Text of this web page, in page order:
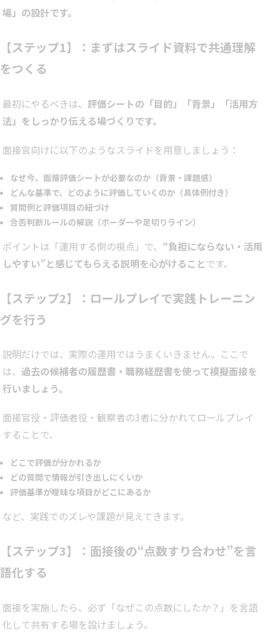
場」の設計です。
【ステップ1】：まずはスライド資料で共通理解
をつくる
最初にやるべきは、 評価シートの「目的」「背景」「活用方
法」をしっかり伝える場づくりです。
面接官向けに以下のようなスライドを用意しましょう：
なぜ今、面接評価シートが必要なのか（背景・課題感）
どんな基準で、どのように評価していくのか（具体例付き）
質問例と評価項目の紐づけ
合否判断ルールの解説（ボーダーや足切りライン）
ポイントは「運用する側の視点」で、 “負担にならない・活用
しやすい”と感じてもらえる説明を心がけることです。
【ステップ2】：ロールプレイで実践トレーニン
グを行う
説明だけでは、実際の運用ではうまくいきません。ここで
は、 過去の候補者の履歴書・職務経歴書を使って模擬面接を
行いましょう。
面接官役・評価者役・観察者の3者に分かれてロールプレイ
することで、
どこで評価が分かれるか
どの質問で情報が引き出しにくいか
評価基準が曖昧な項目がどこにあるか
など、実践でのズレや課題が見えてきます。
【ステップ3】：面接後の“点数すり合わせ”を言
語化する
面接を実施したら、必ず「なぜこの点数にしたか？」を言語
化して共有する場を設けましょう。